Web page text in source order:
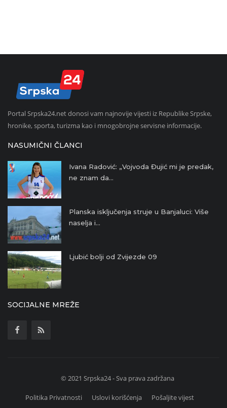
Portal Srpska24.net donosi vam najnovije vijesti iz Republike Srpske,
hronike, sporta, turizma kao i mnogobrojne servisne informacije.
NASUMIČNI ČLANCI
Ivana Radović: „Vojvoda Đujić mi je predak,
ne znam da...
Planska isključenja struje u Banjaluci: Više
naselja i...
Ljubić bolji od Zvijezde 09
SOCIJALNE MREŽE
© 2021 Srpska24 - Sva prava zadržana
Politika Privatnosti Uslovi korišćenja Pošaljite vijest